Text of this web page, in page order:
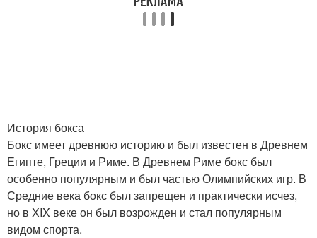
История бокса
Бокс имеет древнюю историю и был известен в Древнем
Египте, Греции и Риме. В Древнем Риме бокс был
особенно популярным и был частью Олимпийских игр. В
Средние века бокс был запрещен и практически исчез,
но в XIX веке он был возрожден и стал популярным
видом спорта.